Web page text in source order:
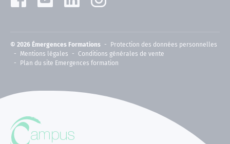
© 2026 Émergences Formations
Protection des données personnelles
Mentions légales
Conditions générales de vente
Plan du site Emergences formation